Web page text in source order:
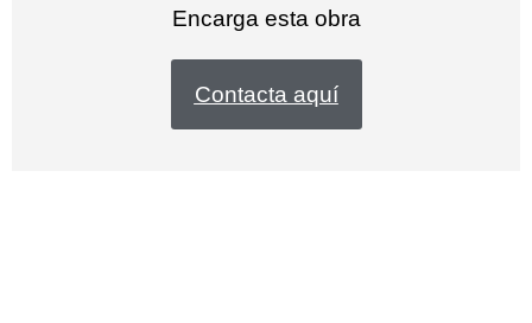
Encarga esta obra
Contacta aquí